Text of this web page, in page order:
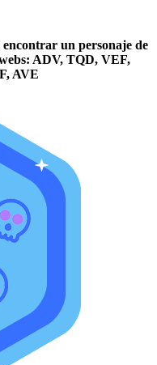
un personaje de
ADV, TQD, VEF,
AVE